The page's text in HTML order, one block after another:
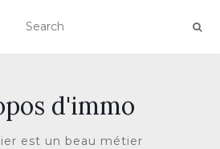
LA NAVIGATION
d'immo
est un beau métier